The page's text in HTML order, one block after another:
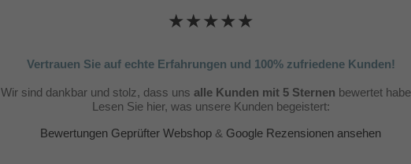
★★★★★
Vertrauen Sie auf echte Erfahrungen und 100% zufriedene Kunden!
Wir sind dankbar und stolz, dass uns alle Kunden mit 5 Sternen bewertet
Lesen Sie hier, was unsere Kunden begeistert:
Bewertungen Geprüfter Webshop & Google Rezensionen ansehen